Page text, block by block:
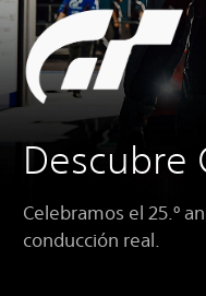
Descubre
Celebramos el 25.º
conducción real.